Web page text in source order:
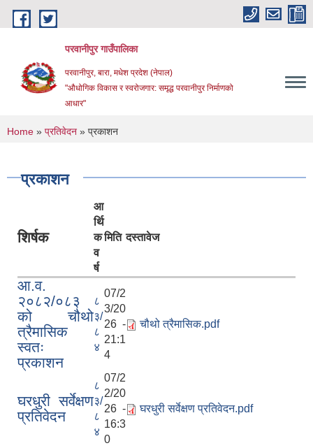
Skip to main content
परवानीपुर गाउँपालिका
परवानीपुर, बारा, मधेश प्रदेश (नेपाल)
"औधोगिक विकास र स्वरोजगार: समृद्ध परवानीपुर निर्माणको
आधार"
You are here
Home » प्रतिवेदन » प्रकाशन
प्रकाशन
शिर्षक
आ
र्थि
क
व
र्ष
मिति दस्तावेज
आ.व.
२०८२/०८३
को चौथो
त्रैमासिक
स्वतः
प्रकाशन
८
३/
८
४
07/2
3/20
26 -
21:1
4
चौथो त्रैमासिक.pdf
घरधुरी सर्वेक्षण
प्रतिवेदन
८
३/
८
४
07/2
2/20
26 -
16:3
0
घरधुरी सर्वेक्षण प्रतिवेदन.pdf